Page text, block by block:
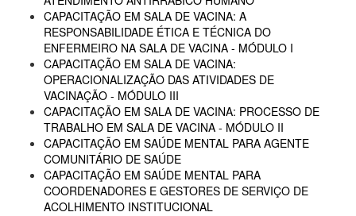
CAPACITAÇÃO EM SALA DE VACINA: A
RESPONSABILIDADE ÉTICA E TÉCNICA DO
ENFERMEIRO NA SALA DE VACINA - MÓDULO I
CAPACITAÇÃO EM SALA DE VACINA:
OPERACIONALIZAÇÃO DAS ATIVIDADES DE
VACINAÇÃO - MÓDULO III
CAPACITAÇÃO EM SALA DE VACINA: PROCESSO DE
TRABALHO EM SALA DE VACINA - MÓDULO II
CAPACITAÇÃO EM SAÚDE MENTAL PARA AGENTE
COMUNITÁRIO DE SAÚDE
CAPACITAÇÃO EM SAÚDE MENTAL PARA
COORDENADORES E GESTORES DE SERVIÇO DE
ACOLHIMENTO INSTITUCIONAL